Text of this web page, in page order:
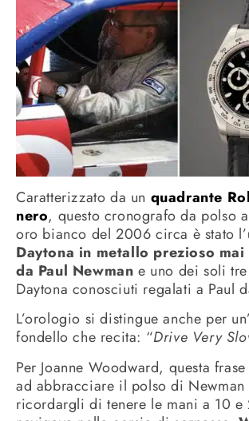
Caratterizzato da un quadrante
nero, questo cronografo da polso
oro bianco del 2006 circa è stato l’
Daytona in metallo prezioso mai
da Paul Newman e uno dei soli
Daytona conosciuti regalati a Paul
L’orologio si distingue anche per
fondello che recita: “Drive Very
Per Joanne Woodward, questa
ad abbracciare il polso di Newman
ricordargli di tenere le mani a 10 e